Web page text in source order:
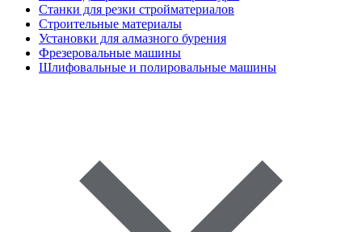
Станки для резки стройматериалов
Строительные материалы
Установки для алмазного бурения
Фрезеровальные машины
Шлифовальные и полировальные машины